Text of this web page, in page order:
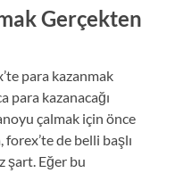
Gerçekten
para kazanmak
para kazanacağı
çalmak için önce
de belli başlı
şart. Eğer bu